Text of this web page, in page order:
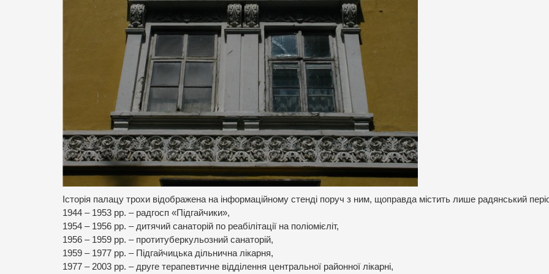
Історія палацу трохи відображена на інформаційному стенді поруч з ним, щоправда містить лише радянський
1944 – 1953 рр. – радгосп «Підгайчики»,
1954 – 1956 рр. – дитячий санаторій по реабілітації на поліомієліт,
1956 – 1959 рр. – протитуберкульозний санаторій,
1959 – 1977 рр. – Підгайчицька дільнична лікарня,
1977 – 2003 рр. – друге терапевтичне відділення центральної районної лікарні,